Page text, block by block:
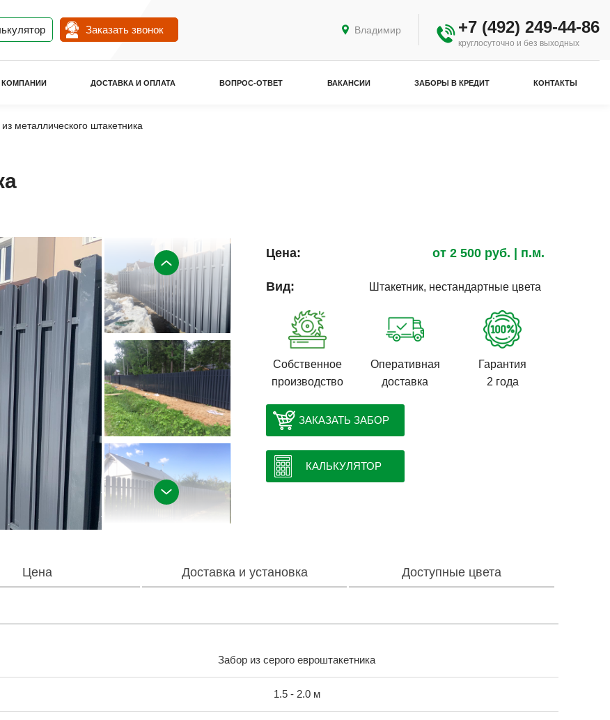
Заказать звонок
КОМПАНИИ ДОСТАВКА И ОПЛАТА ВОПРОС-ОТВЕТ ВАКАНСИИ ЗАБОРЫ В КРЕДИТ КОНТАКТЫ
Владимир +7 (492) 249-44-86
круглосуточно и без выходных
металлического штакетника
Цена: от 2 500 руб. | п.м.
Вид: Штакетник, нестандартные цвета
Собственное
производство
Оперативная
доставка
Гарантия
2 года
ЗАКАЗАТЬ ЗАБОР
КАЛЬКУЛЯТОР
Цена Доставка и установка Доступные цвета
Забор из серого евроштакетника
1.5 - 2.0 м